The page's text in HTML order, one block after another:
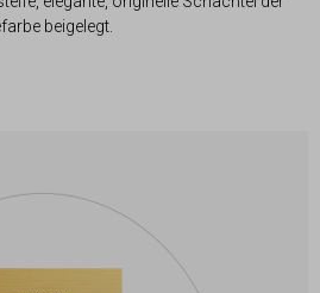
beigelegt.